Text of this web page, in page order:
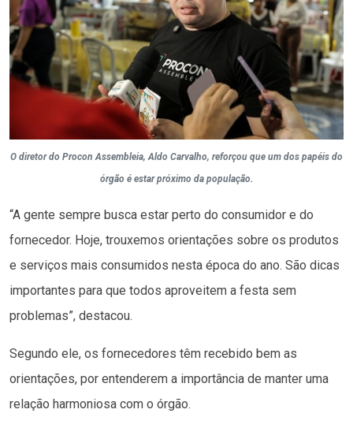
O diretor do Procon Assembleia, Aldo Carvalho, reforçou que um dos papéis do
órgão é estar próximo da população.
“A gente sempre busca estar perto do consumidor e do
fornecedor. Hoje, trouxemos orientações sobre os produtos
e serviços mais consumidos nesta época do ano. São dicas
importantes para que todos aproveitem a festa sem
problemas”, destacou.
Segundo ele, os fornecedores têm recebido bem as
orientações, por entenderem a importância de manter uma
relação harmoniosa com o órgão.